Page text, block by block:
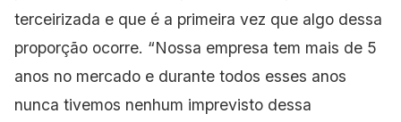
terceirizada e que é a primeira vez que algo dessa
proporção ocorre. “Nossa empresa tem mais de 5
anos no mercado e durante todos esses anos
nunca tivemos nenhum imprevisto dessa